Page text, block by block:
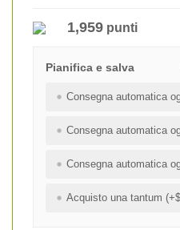
1,959 punti
Pianifica e salva
Consegna automatica
Consegna automatica
Consegna automatica
Acquisto una tantum